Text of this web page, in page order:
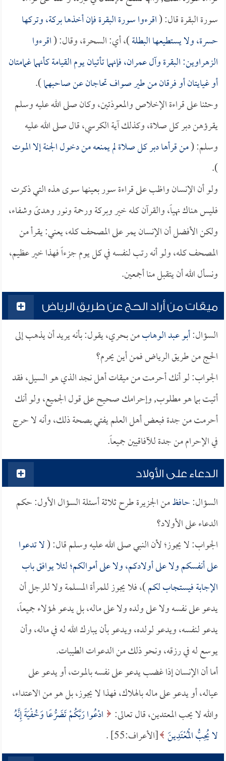
سورة البقرة قال: (اقرءوا سورة البقرة فإن أخذها بركة، وتركها
حسرة، ولا يستطيعها البطلة)، أي: السحرة، وقال: (اقرءوا
الزهراوين: البقرة وآل عمران، فإنهما تأتيان يوم القيامة كأنهما غمامتان
أو غيايتان أو فرقان من طير صواف تحاجان عن صاحبهما).
وحثنا على قراءة الإخلاص والمعوذتين، وكان صلى الله عليه وسلم
يقرؤهن دبر كل صلاة، وكذلك آية الكرسي، قال صلى الله عليه
وسلم: (من قرأها دبر كل صلاة لم يمنعه من دخول الجنة إلا الموت
).
ولو أن الإنسان واظب على قراءة سور بعينها سوى هذه التي ذكرت
فليس هناك نهياً، والقرآن كله خير وبركة ورحمة ونور وهدىً وشفاء،
ولكن الأفضل أن الإنسان يمر على المصحف كله، يعني: يقرأ من
المصحف كله، ولو أنه رتب لنفسه في كل يوم جزءاً فهذا خير عظيم،
ونسأل الله أن يتقبل منا أجمعين.
ميقات من أراد الحج عن طريق الرياض
السؤال:أبو عبد الوهابمن بحري، يقول: بأنه يريد أن يذهب إلى
الحج من طريق الرياض فمن أين يحرم؟
الجواب: لو أنك أحرمت من ميقات أهل نجد الذي هو السيل، فقد
أتيت بما هو مطلوب, وإحرامك صحيح على قول الجميع، ولو أنك
أحرمت من جدة فبعض أهل العلم يفتي بصحة ذلك، وأنه لا حرج
في الإحرام من جدة للآفاقيين جميعاً.
الدعاء على الأولاد
السؤال:حافظمن الجزيرة طرح ثلاثة أسئلة السؤال الأول: حكم
الدعاء على الأولاد؟
الجواب: لا يجوز؛ لأن النبي صلى الله عليه وسلم قال: (لا تدعوا
على أنفسكم ولا على أولادكم، ولا على أموالكم؛ لئلا يوافق باب
الإجابة فيستجاب لكم)، فلا يجوز للمرأة المسلمة ولا للرجل أن
يدعو على نفسه ولا على ولده ولا على ماله، بل يدعو لهؤلاء جميعاً،
يدعو لنفسه، ويدعو لولده، ويدعو بأن يبارك الله له في ماله، وأن
يوسع له في رزقه، ونحو ذلك من الدعوات الطيبات.
أما أن الإنسان إذا غضب يدعو على نفسه بالموت، أو يدعو على
عياله، أو يدعو على ماله بالهلاك، فهذا لا يجوز، بل هو من الاعتداء،
والله لا يحب المعتدين، قال تعالى:
ادْعُوا رَبَّكُمْ تَضَرُّعًا وَخُفْيَةً إِنَّهُ
لا يُحِبُّ الْمُعْتَدِينَ [الأعراف:55] .